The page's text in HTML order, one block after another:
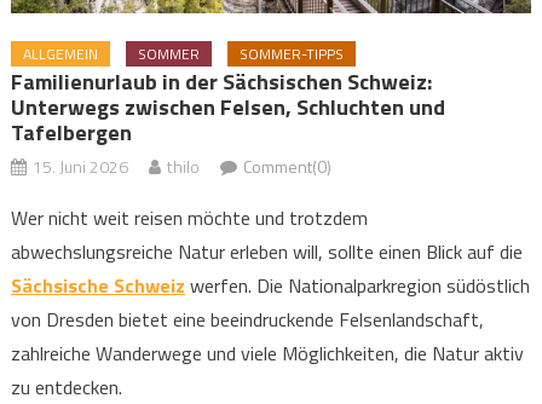
ALLGEMEIN SOMMER SOMMER-TIPPS
Familienurlaub in der Sächsischen Schweiz:
Unterwegs zwischen Felsen, Schluchten und
Tafelbergen
15. Juni 2026 thilo Comment(0)
Wer nicht weit reisen möchte und trotzdem
abwechslungsreiche Natur erleben will, sollte einen Blick auf die
Sächsische Schweiz werfen. Die Nationalparkregion südöstlich
von Dresden bietet eine beeindruckende Felsenlandschaft,
zahlreiche Wanderwege und viele Möglichkeiten, die Natur aktiv
zu entdecken.